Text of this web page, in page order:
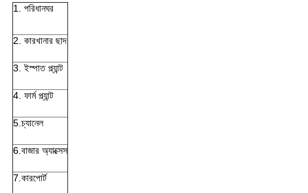
1. পরিধানঘর
2. কারখানার ছাদ
3. ইস্পাত প্ল্যান্ট
4. ফার্ম প্ল্যান্ট
5.চ্যানেল
6.বাজার অ্যাক্সেস
7.কারপোর্ট